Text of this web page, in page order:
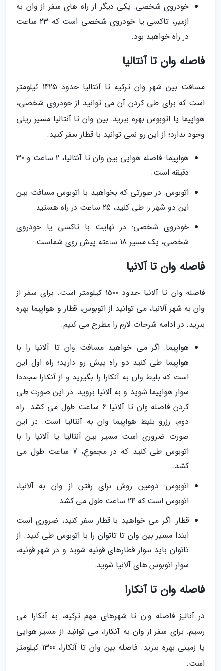
خودروی شخصی: یکی دیگر از راه های سفر از وان به
ازمیر، تاکسی یا خودروی شخصی است که 23 ساعت
در راه خواهید بود.
فاصله وان تا آنتالیا
مسافت بین شهر وان ترکیه تا آنتالیا حدود 1425 کیلومتر
است که برای طی کردن آن می توانید از خودروی شخصی،
هواپیما یا اتوبوس بهره ببرید. بین وان تا آنتالیا مسیر ریلی
وجود ندارد؛ از این رو نمی توانید با قطار سفر کنید.
هواپیما: فاصله هوایی بین وان تا آنتالیا، 2 ساعت و 30
دقیقه است.
اتوبوس: در صورتی که بخواهید با اتوبوس مسافت بین
این دو شهر را طی کنید، 25 ساعت در راه هستید.
خودروی شخصی: در نهایت با تاکسی یا خودروی
شخصی، یک مسیر 18 ساعته پیش روی شماست.
فاصله وان تا آلانیا
فاصله وان تا آلانیا حدود 1500 کیلومتر است. برای سفر از
وان به شهر آلانیا، می توانید از اتوبوس، قطار و هواپیما بهره
ببرید. در ادامه شرحات لازم را مطرح می کنیم.
هواپیما: اگر می خواهید مسافت وان تا آلانیا را با
هواپیما طی کنید دو راه پیش رو دارید؛ راه اول این
است که بلیط وان به آنکارا را بگیرید و از آنکارا مجددا
سوار هواپیما شوید و به آلانیا بروید. در این صورت طی
کردن فاصله وان تا آلانیا 6 ساعت طول می کشد. راه
دوم، رزرو بلیط هواپیما وان به آنتالیا است. در این
صورت ضروری است مسیر بین آنتالیا یا آلانیا را با
اتوبوس طی کنید که در مجموع، 7 ساعت طول می
کشد.
اتوبوس: دومین روش برای رفتن از وان به آلانیا،
اتوبوس است که 24 ساعت طول می کشد.
قطار: اگر می خواهید با قطار سفر کنید، ضروری است
ابتدا مسیر بین وان تا تاتوان را با اتوبوس طی کنید. از
تاتوان باید سوار قطارهای قونیه شوید و در شهر قونیه،
سوار اتوبوس های آلانیا شوید.
فاصله وان تا آنکارا
در آنالیز فاصله وان تا شهرهای مهم ترکیه، به آنکارا می
رسیم. برای سفر از وان به آنکارا، می توانید از مسیر هوایی
یا زمینی بهره ببرید. فاصله بین وان تا آنکارا، 1300 کیلومتر
است.